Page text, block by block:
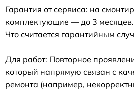
Гарантия от сервиса: на
комплектующие — до 3 месяцев.
Что считается гарантийным
Для работ: Повторное
который напрямую связан с
ремонта (например,